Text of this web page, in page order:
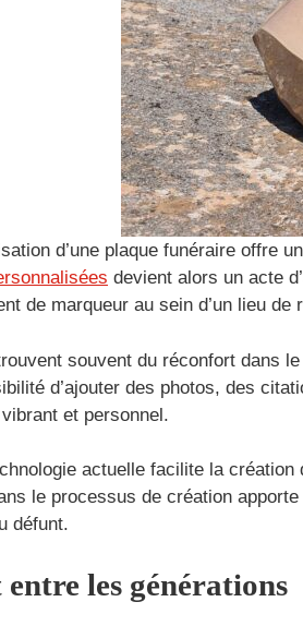
d’une plaque funéraire offre
devient alors un acte
de marqueur au sein d’un lieu
souvent du réconfort dans
d’ajouter des photos, des
et personnel.
actuelle facilite la
le processus de création
défunt.
les générations